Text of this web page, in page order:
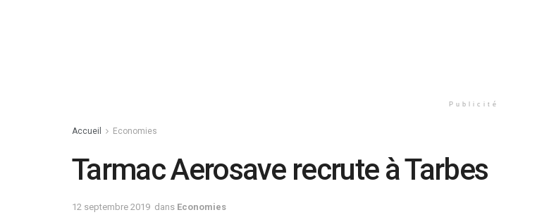
Publicité
Accueil Economies
Tarmac Aerosave recrute à Tarbes
12 septembre 2019 dans Economies